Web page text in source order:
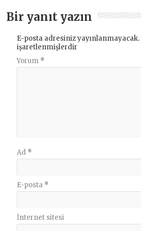
Bir yanıt yazın
E-posta adresiniz yayınlanmayacak.
işaretlenmişlerdir
Yorum *
Ad *
E-posta *
İnternet sitesi